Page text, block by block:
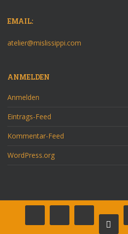
EMAIL:
atelier@mislissippi.com
ANMELDEN
Anmelden
Eintrags-Feed
Kommentar-Feed
WordPress.org